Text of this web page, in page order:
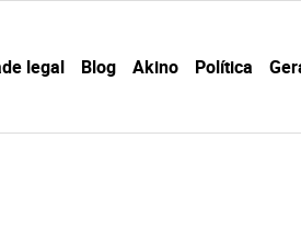
legal Blog Akino Política